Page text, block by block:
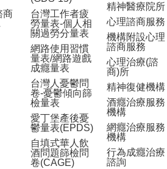
商
台灣工作者疲
勞量表-個人相
關過勞分量表
網路使用習慣
量表/網路遊戲
成癮量表
台灣人憂鬱問
卷-憂鬱傾向篩
檢量表
愛丁堡產後憂
鬱量表(EPDS)
自填式華人飲
酒問題篩檢問
卷(CAGE)
精神醫療院所
心理諮商服務
機構附設心理
諮商服務
心理治療(諮
商)所
精神復健機構
酒癮治療服務
機構
網癮治療服務
機構
行為成癮治療
諮詢